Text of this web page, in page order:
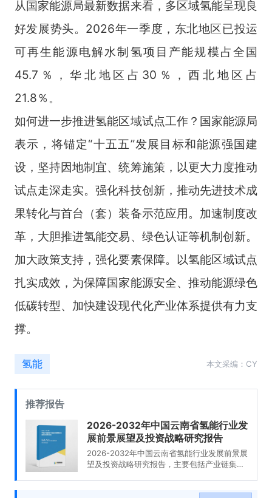
从国家能源局最新数据来看，多区域氢能呈现良
好发展势头。2026年一季度，东北地区已投运
可再生能源电解水制氢项目产能规模占全国
45.7％，华北地区占30％，西北地区占
21.8％。
如何进一步推进氢能区域试点工作？国家能源局
表示，将锚定“十五五”发展目标和能源强国建
设，坚持因地制宜、统筹施策，以更大力度推动
试点走深走实。强化科技创新，推动先进技术成
果转化与首台（套）装备示范应用。加速制度改
革，大胆推进氢能交易、绿色认证等机制创新。
加大政策支持，强化要素保障。以氢能区域试点
扎实成效，为保障国家能源安全、推动能源绿色
低碳转型、加快建设现代化产业体系提供有力支
撑。
氢能 本文采编：CY
推荐报告
2026-2032年中国云南省氢能行业发
展前景展望及投资战略研究报告
2026-2032年中国云南省氢能行业发展前景展
望及投资战略研究报告，主要包括产业链集群